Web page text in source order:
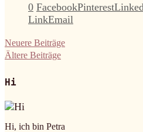
0 FacebookPinterest
LinkEmail
Neuere Beiträge
Ältere Beiträge
Hi
Hi, ich bin Petra